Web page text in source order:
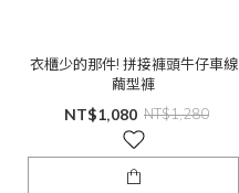
衣櫃少的那件! 拼接褲頭牛仔車線
繭型褲
NT$1,080 NT$1,280